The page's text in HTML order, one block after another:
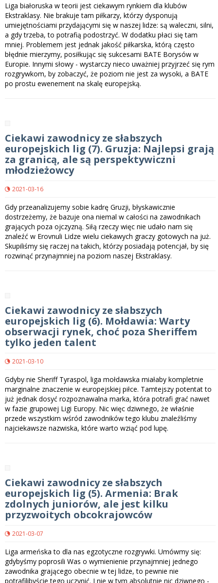
Liga białoruska w teorii jest ciekawym rynkiem dla klubów
Ekstraklasy. Nie brakuje tam piłkarzy, którzy dysponują
umiejętnościami przydającymi się w naszej lidze: są waleczni, silni,
a gdy trzeba, to potrafią podostrzyć. W dodatku płaci się tam
mniej. Problemem jest jednak jakość piłkarska, którą często
błędnie mierzymy, posiłkując się sukcesami BATE Borysów w
Europie. Innymi słowy - wystarczy nieco uważniej przyjrzeć się rym
rozgrywkom, by zobaczyć, że poziom nie jest za wysoki, a BATE
po prostu ewenement na skalę europejską.
Ciekawi zawodnicy ze słabszych
europejskich lig (7). Gruzja: Najlepsi grają
za granicą, ale są perspektywiczni
młodzieżowcy
2021-03-16
Gdy przeanalizujemy sobie kadrę Gruzji, błyskawicznie
dostrzeżemy, że bazuje ona niemal w całości na zawodnikach
grających poza ojczyzną. Siłą rzeczy więc nie udało nam się
znaleźć w Erovnuli Lidze wielu ciekawych graczy gotowych na już.
Skupiliśmy się raczej na takich, którzy posiadają potencjał, by się
rozwinąć przynajmniej na poziom naszej Ekstraklasy.
Ciekawi zawodnicy ze słabszych
europejskich lig (6). Mołdawia: Warty
obserwacji rynek, choć poza Sheriffem
tylko jeden talent
2021-03-10
Gdyby nie Sheriff Tyraspol, liga mołdawska miałaby kompletnie
marginalne znaczenie w europejskiej piłce. Tamtejszy potentat to
już jednak dosyć rozpoznawalna marka, która potrafi grać nawet
w fazie grupowej Ligi Europy. Nic więc dziwnego, że właśnie
przede wszystkim wśród zawodników tego klubu znaleźliśmy
najciekawsze nazwiska, które warto wziąć pod lupę.
Ciekawi zawodnicy ze słabszych
europejskich lig (5). Armenia: Brak
zdolnych juniorów, ale jest kilku
przyzwoitych obcokrajowców
2021-03-07
Liga armeńska to dla nas egzotyczne rozgrywki. Umówmy się:
gdybyśmy poprosili Was o wymienienie przynajmniej jednego
zawodnika grającego obecnie w tej lidze, to pewnie nie
potrafilibyście tego uczynić. I nie w tym absolutnie nic dziwnego -